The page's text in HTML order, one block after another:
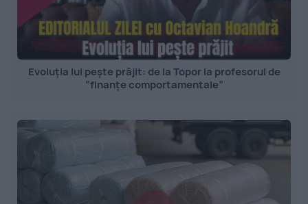
Evoluția lui pește prăjit: de la Topor la profesorul de
”finanțe comportamentale”